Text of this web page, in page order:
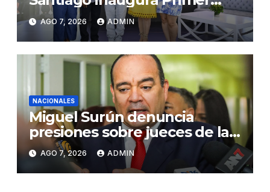
Congreso de Artesanos de
Santiago
AGO 7, 2026 ADMIN
NACIONALES
Miguel Surún denuncia
presiones sobre jueces de la
Suprema Corte de Justicia
AGO 7, 2026 ADMIN